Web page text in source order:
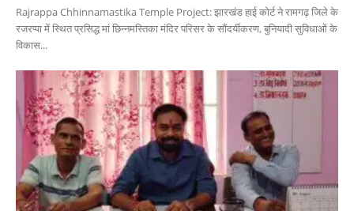
Rajrappa Chhinnamastika Temple Project: झारखंड हाई कोर्ट ने रामगढ़ जिले के
रजरप्पा में स्थित प्रसिद्ध मां छिन्नमस्तिका मंदिर परिसर के सौंदर्यीकरण, बुनियादी सुविधाओं के
विकास...